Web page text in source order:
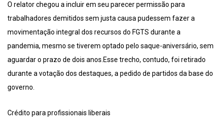
O relator chegou a incluir em seu parecer permissão para
trabalhadores demitidos sem justa causa pudessem fazer a
movimentação integral dos recursos do FGTS durante a
pandemia, mesmo se tiverem optado pelo saque-aniversário, sem
aguardar o prazo de dois anos.Esse trecho, contudo, foi retirado
durante a votação dos destaques, a pedido de partidos da base do
governo.
Crédito para profissionais liberais